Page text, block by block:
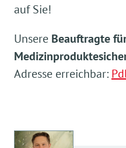
auf Sie!
Unsere Beauftragte
Adresse erreichbar: